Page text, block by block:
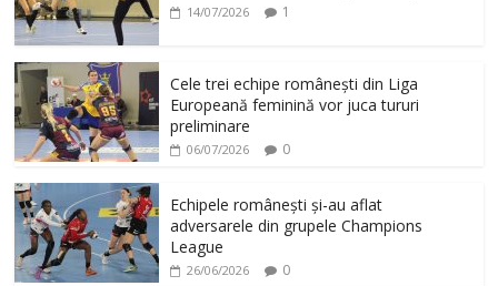
14/07/2026 1
Cele trei echipe românești din Liga
Europeană feminină vor juca tururi
preliminare
06/07/2026 0
Echipele românești și-au aflat
adversarele din grupele Champions
League
26/06/2026 0